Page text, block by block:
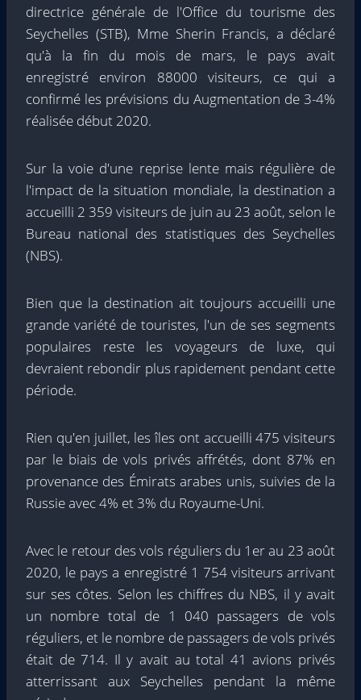
directrice générale de l'Office du tourisme des
Seychelles (STB), Mme Sherin Francis, a déclaré
qu'à la fin du mois de mars, le pays avait
enregistré environ 88000 visiteurs, ce qui a
confirmé les prévisions du Augmentation de 3-4%
réalisée début 2020.
Sur la voie d'une reprise lente mais régulière de
l'impact de la situation mondiale, la destination a
accueilli 2 359 visiteurs de juin au 23 août, selon le
Bureau national des statistiques des Seychelles
(NBS).
Bien que la destination ait toujours accueilli une
grande variété de touristes, l'un de ses segments
populaires reste les voyageurs de luxe, qui
devraient rebondir plus rapidement pendant cette
période.
Rien qu'en juillet, les îles ont accueilli 475 visiteurs
par le biais de vols privés affrétés, dont 87% en
provenance des Émirats arabes unis, suivies de la
Russie avec 4% et 3% du Royaume-Uni.
Avec le retour des vols réguliers du 1er au 23 août
2020, le pays a enregistré 1 754 visiteurs arrivant
sur ses côtes. Selon les chiffres du NBS, il y avait
un nombre total de 1 040 passagers de vols
réguliers, et le nombre de passagers de vols privés
était de 714. Il y avait au total 41 avions privés
atterrissant aux Seychelles pendant la même